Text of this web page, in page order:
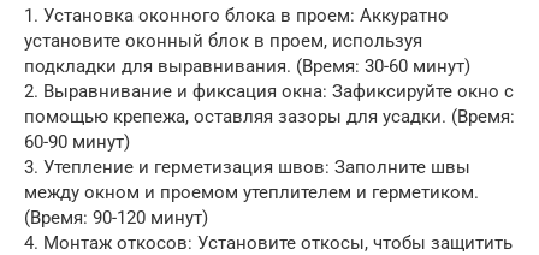
1. Установка оконного блока в проем: Аккуратно
установите оконный блок в проем, используя
подкладки для выравнивания. (Время: 30-60 минут)
2. Выравнивание и фиксация окна: Зафиксируйте окно с
помощью крепежа, оставляя зазоры для усадки. (Время:
60-90 минут)
3. Утепление и герметизация швов: Заполните швы
между окном и проемом утеплителем и герметиком.
(Время: 90-120 минут)
4. Монтаж откосов: Установите откосы, чтобы защитить